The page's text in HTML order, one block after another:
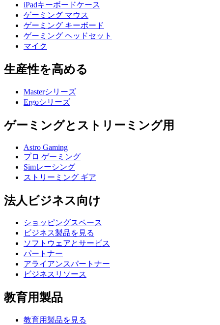
iPadキーボードケース
ゲーミング マウス
ゲーミング キーボード
ゲーミング ヘッドセット
マイク
生産性を高める
Masterシリーズ
Ergoシリーズ
ゲーミングとストリーミング用
Astro Gaming
プロ ゲーミング
Simレーシング
ストリーミング ギア
法人ビジネス向け
ショッピングスペース
ビジネス製品を見る
ソフトウェアとサービス
パートナー
アライアンスパートナー
ビジネスリソース
教育用製品
教育用製品を見る